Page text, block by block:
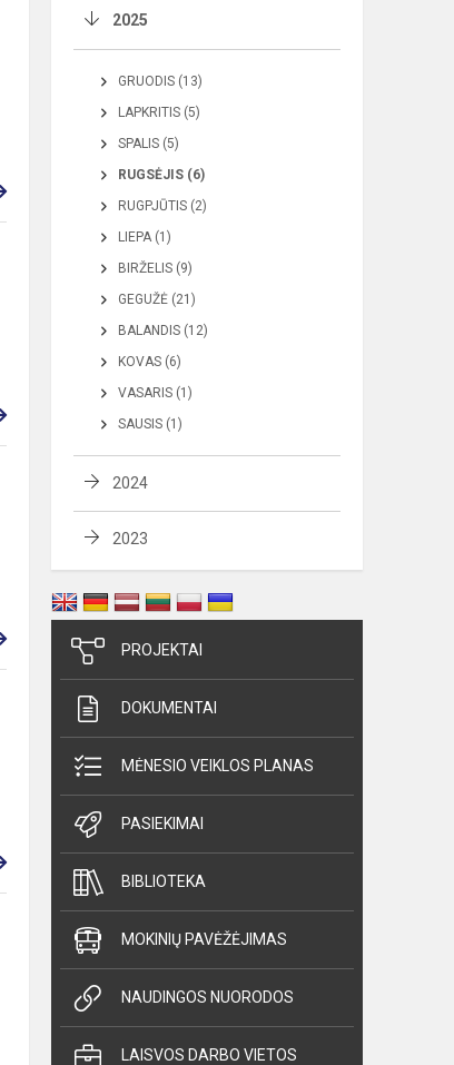
2025
GRUODIS (13)
LAPKRITIS (5)
SPALIS (5)
RUGSĖJIS (6)
RUGPJŪTIS (2)
LIEPA (1)
BIRŽELIS (9)
GEGUŽĖ (21)
BALANDIS (12)
KOVAS (6)
VASARIS (1)
SAUSIS (1)
2024
2023
PROJEKTAI
DOKUMENTAI
MĖNESIO VEIKLOS PLANAS
PASIEKIMAI
BIBLIOTEKA
MOKINIŲ PAVĖŽĖJIMAS
NAUDINGOS NUORODOS
LAISVOS DARBO VIETOS